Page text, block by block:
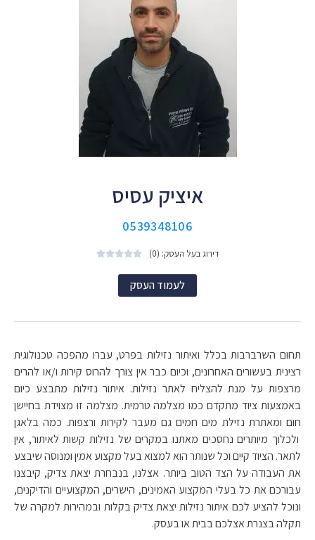
איציק עסיס
0539348106
דירוג בעל העסק: (0) 




לעמוד העסק
תחום השרברבות בכלל ואיתור נזילות בפרט, עברו מהפכה טכנולוגית
רצינית בעשורים האחרונים, וכיום כבר אין צורך להרוס קירות ו/או להרים
מרצפות על מנת להצליח לאתר נזילות. איתור נזילות מתבצע כיום
באמצעות ציוד מתקדם כמו מצלמה טרמית. מצלמה זו מצוידת בחיישן
חום ומאתרת נזילת מים חמים גם מעבר לקירות ורצפות. כמה בלאגן
ולכלוך מיותרים נחסכים מאתנו במקרים של נזילות קשות לאיתור, אין
לתאר. הציוד קיים וכל שנותר הוא למצוא בעל מקצוע אמין ומנוסה שיבצע
את העבודה על הצד הטוב ביותר. אצלנו, בנבחרת יצאת צדיק, קיבצנו
עבורכם את כל בעלי המקצוע האמינים, הישרים, המקצועיים והדיקנים,
ונוכל להציע לכם איתור נזילות יצאת צדיק בקלות ובמהירות למקרה של
תקלה בצנרת אצלכם בבית או בעסק.